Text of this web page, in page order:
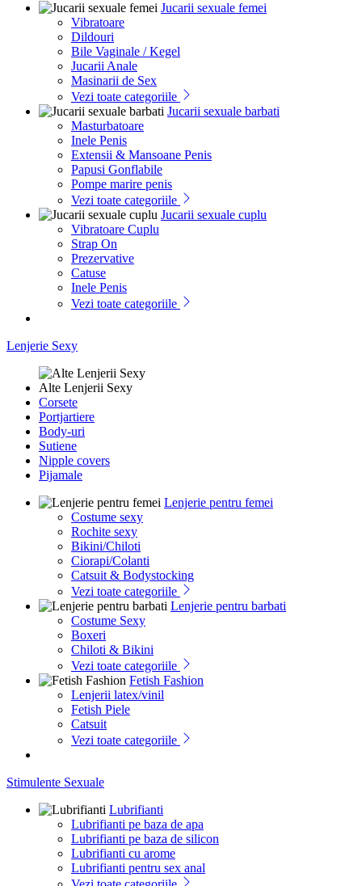
Jucarii sexuale femei
Vibratoare
Dildouri
Bile Vaginale / Kegel
Jucarii Anale
Masinarii de Sex
Vezi toate categoriile
Jucarii sexuale barbati
Masturbatoare
Inele Penis
Extensii & Mansoane Penis
Papusi Gonflabile
Pompe marire penis
Vezi toate categoriile
Jucarii sexuale cuplu
Vibratoare Cuplu
Strap On
Prezervative
Catuse
Inele Penis
Vezi toate categoriile
Lenjerie Sexy
Alte Lenjerii Sexy
Corsete
Portjartiere
Body-uri
Sutiene
Nipple covers
Pijamale
Lenjerie pentru femei
Costume sexy
Rochite sexy
Bikini/Chiloti
Ciorapi/Colanti
Catsuit & Bodystocking
Vezi toate categoriile
Lenjerie pentru barbati
Costume Sexy
Boxeri
Chiloti & Bikini
Vezi toate categoriile
Fetish Fashion
Lenjerii latex/vinil
Fetish Piele
Catsuit
Vezi toate categoriile
Stimulente Sexuale
Lubrifianti
Lubrifianti pe baza de apa
Lubrifianti pe baza de silicon
Lubrifianti cu arome
Lubrifianti pentru sex anal